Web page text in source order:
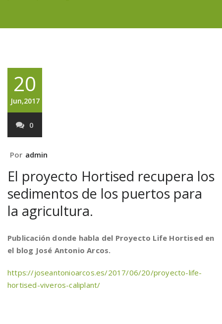
20
Jun,2017
0
Por admin
El proyecto Hortised recupera los
sedimentos de los puertos para
la agricultura.
Publicación donde habla del Proyecto Life Hortised en
el blog José Antonio Arcos.
https://joseantonioarcos.es/2017/06/20/proyecto-life-
hortised-viveros-caliplant/